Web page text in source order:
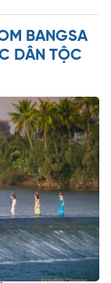
BANGSA
DÂN TỘC